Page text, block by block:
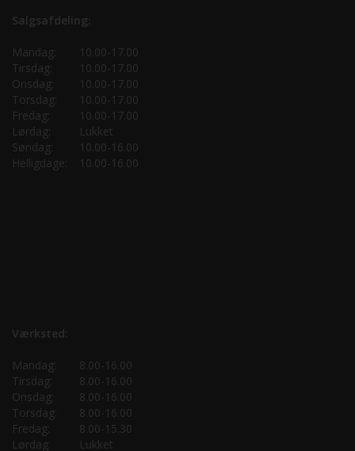
Salgsafdeling:
Mandag:
10.00-17.00
Tirsdag:
10.00-17.00
Onsdag:
10.00-17.00
Torsdag:
10.00-17.00
Fredag:
10.00-17.00
Lørdag:
Lukket
Søndag:
10.00-16.00
Helligdage:
10.00-16.00
Værksted:
Mandag:
8.00-16.00
Tirsdag:
8.00-16.00
Onsdag:
8.00-16.00
Torsdag:
8.00-16.00
Fredag:
8.00-15.30
Lørdag:
Lukket